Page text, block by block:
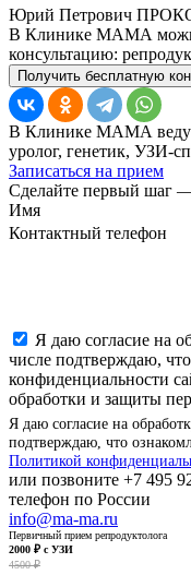
Юрий Петрович
В Клинике МАМА
консультацию:
Получить бесплатную
В Клинике МАМА ведут
уролог, генетик, УЗИ-
Записаться на прием
Сделайте первый шаг
Имя
Контактный телефон
Я даю согласие на
числе подтверждаю,
конфиденциальности
обработки и защиты
Я даю согласие на
подтверждаю, что
Политикой
или позвоните +7 495
телефон по России
info@ma-ma.ru
Первичный прием репродуктолога
2000 ₽ с УЗИ
4500 ₽